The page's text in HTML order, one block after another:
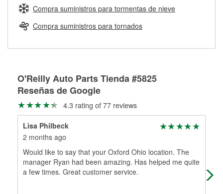
Más información sobre el Programa de Préstamo de
Herramientas de O'Reilly
medirán tus tambores o discos para determinar si pueden
ser rectificados con seguridad. Si tus tambores o discos no
pueden ser reutilizados, podemos ayudarte a encontrar las
partes de reemplazo correctas para tu reparación.
Rectificación de tambores y discos de freno
Compra suministros para tormentas de nieve
Compra suministros para tornados
O'Reilly Auto Parts Tienda #5825
Reseñas de Google
4.3 rating of 77 reviews
Lisa Philbeck
2 months ago
Would like to say that your Oxford Ohio location. The
manager Ryan had been amazing. Has helped me quite
a few times. Great customer service.